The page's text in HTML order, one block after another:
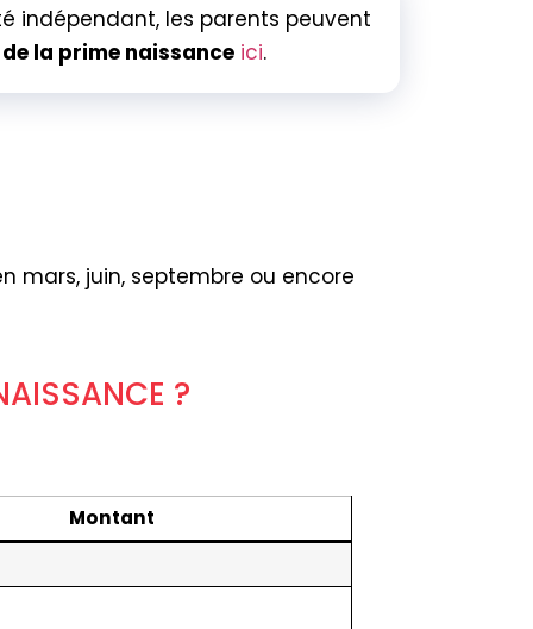
indépendant, les parents peuvent
la prime naissance ici.
mars, juin, septembre ou encore
?
Montant